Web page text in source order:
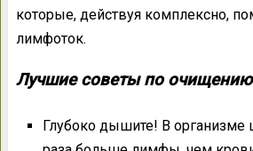
которые, действуя комплексно,
лимфоток.
Лучшие советы по
Глубоко дышите! В организме